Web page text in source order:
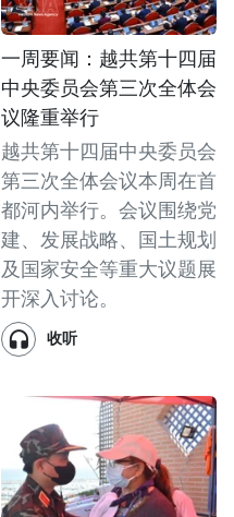
一周要闻：越共第十四届
中央委员会第三次全体会
议隆重举行
越共第十四届中央委员会
第三次全体会议本周在首
都河内举行。会议围绕党
建、发展战略、国土规划
及国家安全等重大议题展
开深入讨论。
收听